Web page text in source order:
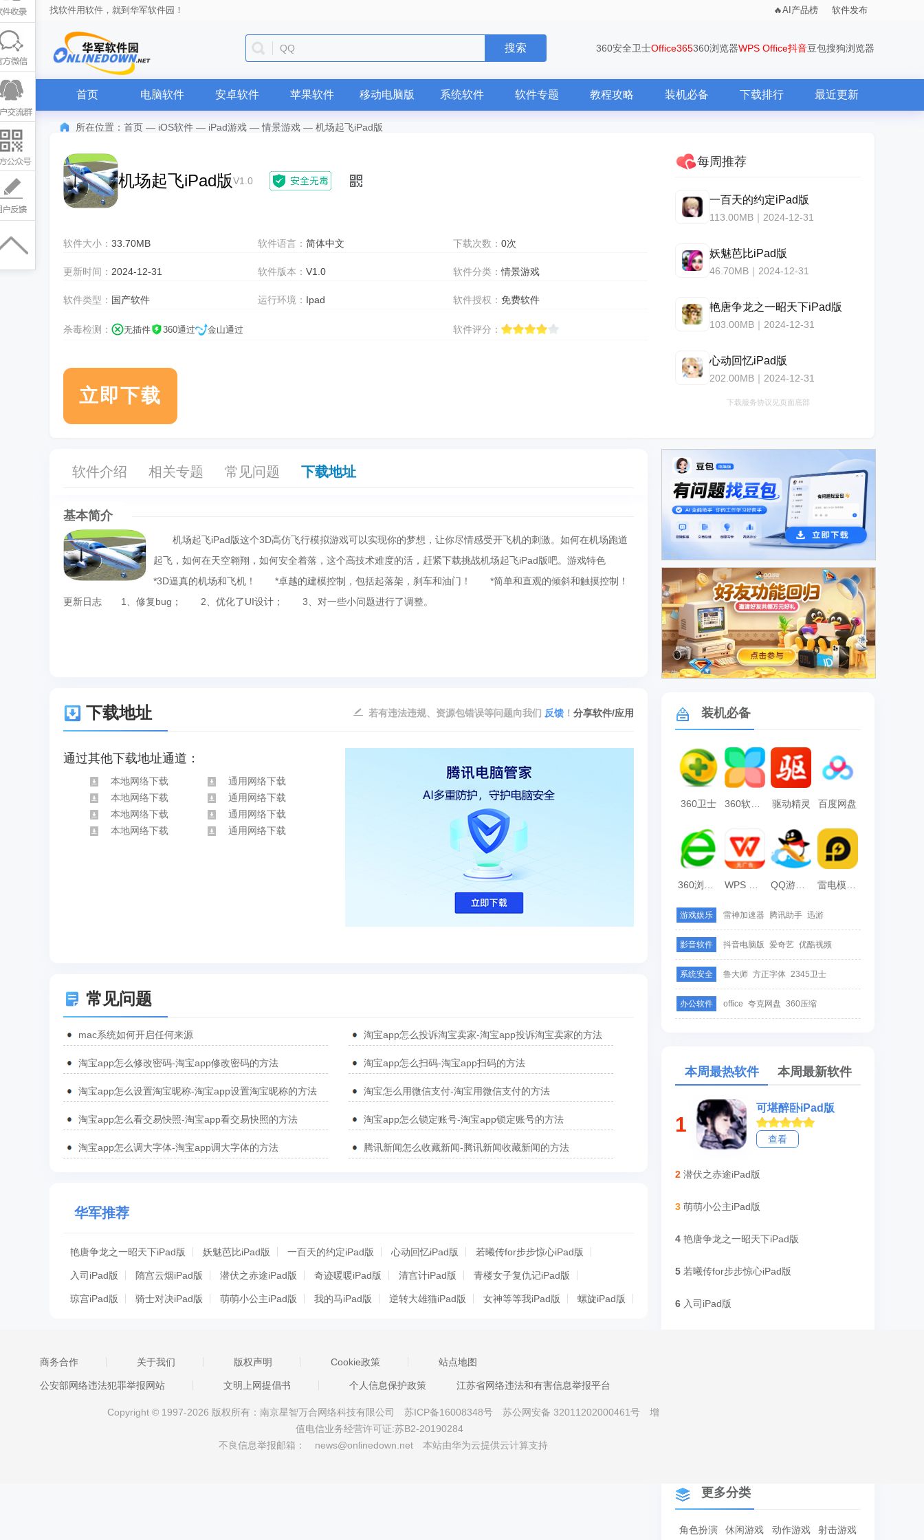
找软件用软件，就到华军软件园！ AI产品榜 软件发布
QQ 搜索 360安全卫士Office365360浏览器WPS Office抖音豆包搜狗浏览器
首页 电脑软件 安卓软件 苹果软件 移动电脑版 系统软件 软件专题 教程攻略 装机必备 下载排行 最近更新
所在位置： 首页 — iOS软件 — iPad游戏 —情景游戏 — 机场起飞iPad版
机场起飞iPad版V1.0
软件大小： 33.70MB 软件语言：简体中文 下载次数： 0次
更新时间： 2024-12-31 软件版本：V1.0 软件分类：情景游戏
软件类型： 国产软件 运行环境： Ipad 软件授权： 免费软件
杀毒检测： 无插件 360通过 金山通过 软件评分：
立即下载
每周推荐
一百天的约定iPad版
113.00MB｜2024-12-31
妖魅芭比iPad版
46.70MB｜2024-12-31
艳唐争龙之一昭天下iPad版
103.00MB｜2024-12-31
心动回忆iPad版
202.00MB｜2024-12-31
下载服务协议见页面底部
软件介绍 相关专题 常见问题 下载地址
基本简介
机场起飞iPad版这个3D高仿飞行模拟游戏可以实现你的梦想，让你尽情感受开飞机的刺激。如何在机场跑道
起飞，如何在天空翱翔，如何安全着落，这个高技术难度的活，赶紧下载挑战机场起飞iPad版吧。游戏特色
*3D逼真的机场和飞机！ *卓越的建模控制，包括起落架，刹车和油门！ *简单和直观的倾斜和触摸控制！
更新日志 1、修复bug； 2、优化了UI设计； 3、对一些小问题进行了调整。
下载地址 分享软件/应用
若有违法违规、资源包错误等问题向我们 反馈 ！
通过其他下载地址通道：
本地网络下载
通用网络下载
本地网络下载
通用网络下载
本地网络下载
通用网络下载
本地网络下载
通用网络下载
常见问题
mac系统如何开启任何来源 淘宝app怎么投诉淘宝卖家-淘宝app投诉淘宝卖家的方法
淘宝app怎么修改密码-淘宝app修改密码的方法 淘宝app怎么扫码-淘宝app扫码的方法
淘宝app怎么设置淘宝昵称-淘宝app设置淘宝昵称的方法 淘宝怎么用微信支付-淘宝用微信支付的方法
淘宝app怎么看交易快照-淘宝app看交易快照的方法 淘宝app怎么锁定账号-淘宝app锁定账号的方法
淘宝app怎么调大字体-淘宝app调大字体的方法 腾讯新闻怎么收藏新闻-腾讯新闻收藏新闻的方法
华军推荐
艳唐争龙之一昭天下iPad版 妖魅芭比iPad版 一百天的约定iPad版 心动回忆iPad版 若曦传for步步惊心iPad版
入司iPad版 隋宫云烟iPad版 潜伏之赤途iPad版 奇迹暖暖iPad版 清宫计iPad版 青楼女子复仇记iPad版
琼宫iPad版 骑士对决iPad版 萌萌小公主iPad版 我的马iPad版 逆转大雄猫iPad版 女神等等我iPad版 螺旋iPad版
垂钓之王iPad版 刺客信条：海盗 白夜之歌iPad版 战争游戏iPad版 彩虹的彼端iPad版
广告
广告
装机必备
360卫士 360软件管家 驱动精灵 百度网盘
雷电模拟器
游戏娱乐 雷神加速器 腾讯助手 迅游
影音软件 抖音电脑版 爱奇艺 优酷视频
系统安全 鲁大师 方正字体 2345卫士
办公软件 office 夸克网盘 360压缩
本周最热软件 本周最新软件
1
可堪醉卧iPad版
查看
2 潜伏之赤途iPad版
3 萌萌小公主iPad版
4 艳唐争龙之一昭天下iPad版
5 若曦传for步步惊心iPad版
6 入司iPad版
更多分类
角色扮演 休闲游戏 动作游戏 射击游戏
商务合作 关于我们 版权声明 Cookie政策 站点地图
公安部网络违法犯罪举报网站 文明上网提倡书 个人信息保护政策 江苏省网络违法和有害信息举报平台
Copyright © 1997-2026 版权所有：南京星智万合网络科技有限公司 苏ICP备16008348号 苏公网安备 32011202000461号
增
值电信业务经营许可证:苏B2-20190284
不良信息举报邮箱：
news@onlinedown.net 本站由华为云提供云计算支持